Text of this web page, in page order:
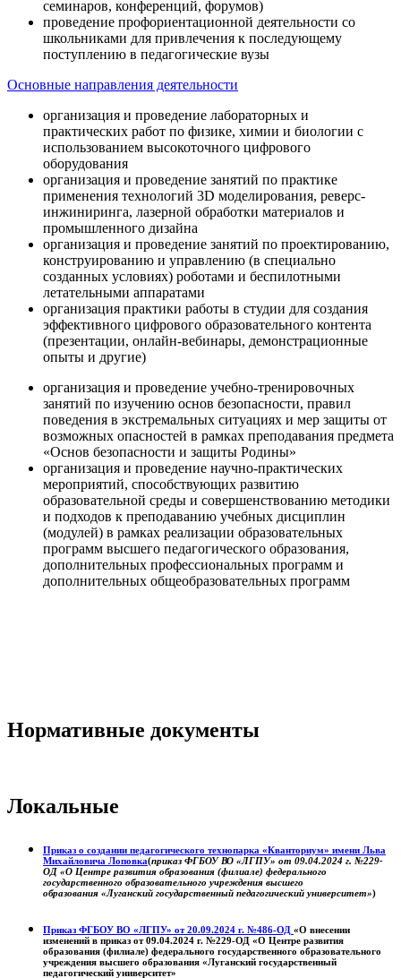
семинаров, конференций, форумов)
проведение профориентационной деятельности со
школьниками для привлечения к последующему
поступлению в педагогические вузы
Основные направления деятельности
организация и проведение лабораторных и
практических работ по физике, химии и биологии с
использованием высокоточного цифрового
оборудования
организация и проведение занятий по практике
применения технологий 3D моделирования, реверс-
инжиниринга, лазерной обработки материалов и
промышленного дизайна
организация и проведение занятий по проектированию,
конструированию и управлению (в специально
созданных условиях) роботами и беспилотными
летательными аппаратами
организация практики работы в студии для создания
эффективного цифрового образовательного контента
(презентации, онлайн-вебинары, демонстрационные
опыты и другие)
организация и проведение учебно-тренировочных
занятий по изучению основ безопасности, правил
поведения в экстремальных ситуациях и мер защиты от
возможных опасностей в рамках преподавания предмета
«Основ безопасности и защиты Родины»
организация и проведение научно-практических
мероприятий, способствующих развитию
образовательной среды и совершенствованию методики
и подходов к преподаванию учебных дисциплин
(модулей) в рамках реализации образовательных
программ высшего педагогического образования,
дополнительных профессиональных программ и
дополнительных общеобразовательных программ
Нормативные документы
Локальные
Приказ о создании педагогического технопарка «Кванториум» имени Льва
Михайловича Лоповка(приказ ФГБОУ ВО «ЛГПУ» от 09.04.2024 г. №229-
ОД «О Центре развития образования (филиале) федерального
государственного образовательного учреждения высшего
образования «Луганский государственный педагогический университет»)
Приказ ФГБОУ ВО «ЛГПУ» от 20.09.2024 г. №486-ОД «О внесении
изменений в приказ от 09.04.2024 г. №229-ОД «О Центре развития
образования (филиале) федерального государственного образовательного
учреждения высшего образования «Луганский государственный
педагогический университет»